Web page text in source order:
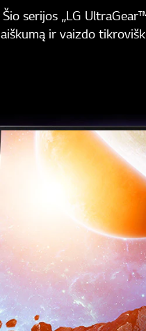
Šio serijos „LG
aiškumą ir vaizdo